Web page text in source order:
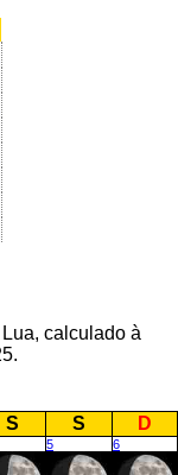
calculado à
S S D
5 6